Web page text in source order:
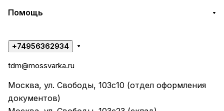
Помощь
+74956362934
tdm@mossvarka.ru
Москва, ул. Свободы, 103с10 (отдел оформления
документов)